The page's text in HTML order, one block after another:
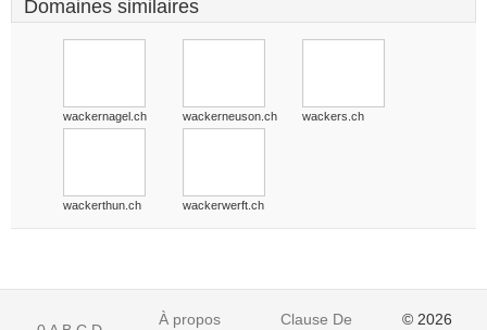
Domaines similaires
wackernagel.ch wackerneuson.ch wackers.ch
wackerthun.ch wackerwerft.ch
À propos Clause De © 2026